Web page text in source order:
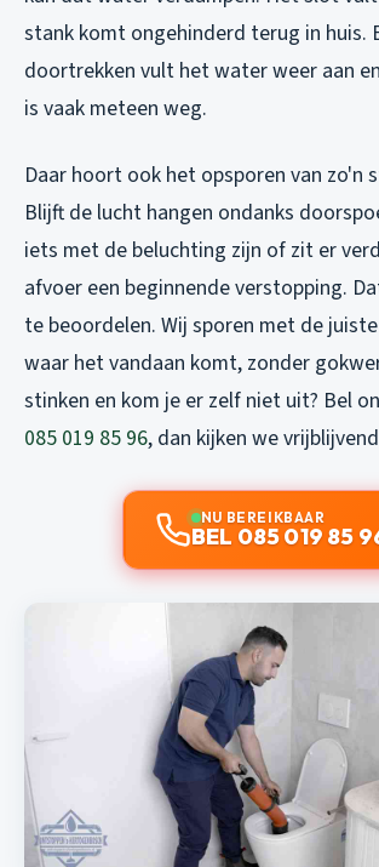
stank komt ongehinderd terug in huis.
doortrekken vult het water weer aan
is vaak meteen weg.
Daar hoort ook het opsporen van zo'n
Blijft de lucht hangen ondanks
iets met de beluchting zijn of zit er
afvoer een beginnende verstopping.
te beoordelen. Wij sporen met de
waar het vandaan komt, zonder
stinken en kom je er zelf niet uit? Bel
085 019 85 96, dan kijken we
NU BEREIKBAAR
BEL 085 019 85